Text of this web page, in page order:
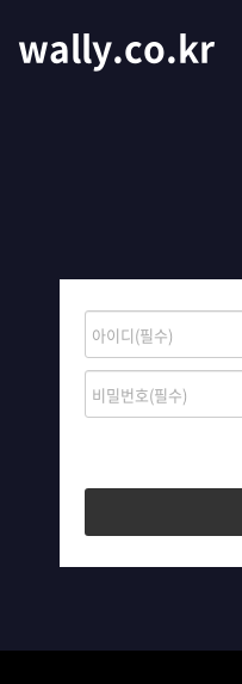
wally.co.kr